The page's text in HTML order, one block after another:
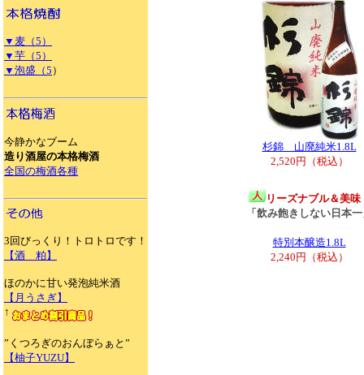
▼麦（5）
▼芋（5）
▼泡盛（5 ）
今静かなブーム
造り酒屋の本格梅酒
全国の梅酒各種
3回びっくり！トロトロです！
【酒 粕】
ほのかに甘い発泡純米酒
【月うさぎ】
↑
”くつろぎのおんぼらぁと”
【柚子YUZU】
杉錦 山廃純米1.8L
2,520円（税込）
リーズナブル＆美味
「飲み飽きしない日本
特別本醸造1.8L
2,240円（税込）